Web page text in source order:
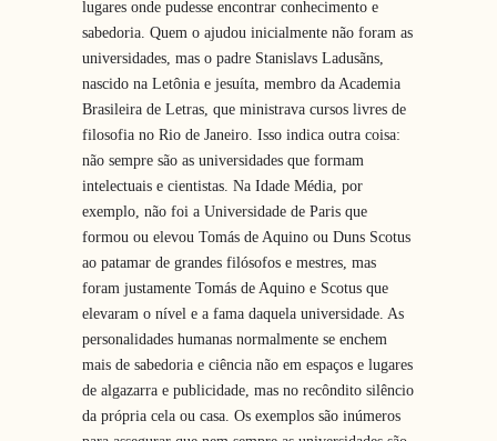
lugares onde pudesse encontrar conhecimento e
sabedoria. Quem o ajudou inicialmente não foram as
universidades, mas o padre Stanislavs Ladusãns,
nascido na Letônia e jesuíta, membro da Academia
Brasileira de Letras, que ministrava cursos livres de
filosofia no Rio de Janeiro. Isso indica outra coisa:
não sempre são as universidades que formam
intelectuais e cientistas. Na Idade Média, por
exemplo, não foi a Universidade de Paris que
formou ou elevou Tomás de Aquino ou Duns Scotus
ao patamar de grandes filósofos e mestres, mas
foram justamente Tomás de Aquino e Scotus que
elevaram o nível e a fama daquela universidade. As
personalidades humanas normalmente se enchem
mais de sabedoria e ciência não em espaços e lugares
de algazarra e publicidade, mas no recôndito silêncio
da própria cela ou casa. Os exemplos são inúmeros